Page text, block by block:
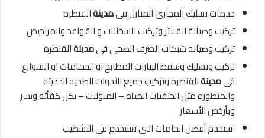
خدمات تسليك المجارى المنازل فىمدينةالقنطرة
تركيب وصيانة الفلاتر وتركيب السخانات و القواعد والمراحيض
تركيب وصيانه شبكات الصرف الصحى فىمدينةالقنطرة
تركيب وتسليك وشفط البيارات المطابخ او الحمامات او الشوارع
فىمدينةالقنطرة وتركيب جميع الأدوات الصحيه الحديثه
والمتطوره مثل الحنفيات المياه – المبولات – بكل كفأئه ويسر
وبأرخص الأسعار
استخدم أفضل الخامات التى تستخدم فى التشطيب